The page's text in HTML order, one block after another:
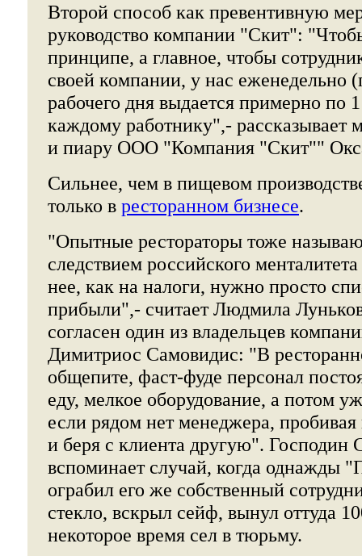
Второй способ как превентивную
руководство компании "Скит":
принципе, а главное, чтобы
своей компании, у нас еженедельно
рабочего дня выдается примерно по
каждому работнику",- рассказывает
и пиару ООО "Компания "Скит""
Сильнее, чем в пищевом
только в ресторанном бизнесе.
"Опытные рестораторы тоже
следствием российского
нее, как на налоги, нужно просто
прибыли",- считает Людмила
согласен один из владельцев
Димитриос Самовидис: "В
общепите, фаст-фуде персонал
еду, мелкое оборудование, а потом
если рядом нет менеджера,
и беря с клиента другую". Господин
вспоминает случай, когда однажды
ограбил его же собственный
стекло, вскрыл сейф, вынул оттуда
некоторое время сел в тюрьму.